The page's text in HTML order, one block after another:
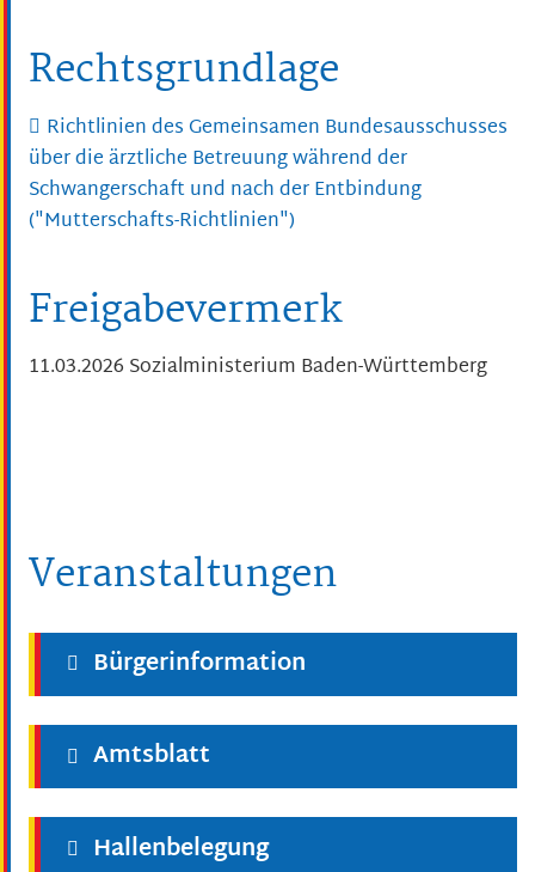
Rechtsgrundlage
Richtlinien des Gemeinsamen Bundesausschusses
über die ärztliche Betreuung während der
Schwangerschaft und nach der Entbindung
("Mutterschafts-Richtlinien")
Freigabevermerk
11.03.2026 Sozialministerium Baden-Württemberg
Veranstaltungen
Bürgerinformation
Amtsblatt
Hallenbelegung